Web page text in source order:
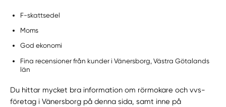
F-skattsedel
Moms
God ekonomi
Fina recensioner från kunder i Vänersborg, Västra Götalands
län
Du hittar mycket bra information om rörmokare och vvs-
företag i Vänersborg på denna sida, samt inne på